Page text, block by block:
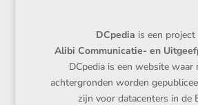
DCpedia is een project
Alibi Communicatie- en
DCpedia is een website waar
achtergronden worden
zijn voor datacenters in de